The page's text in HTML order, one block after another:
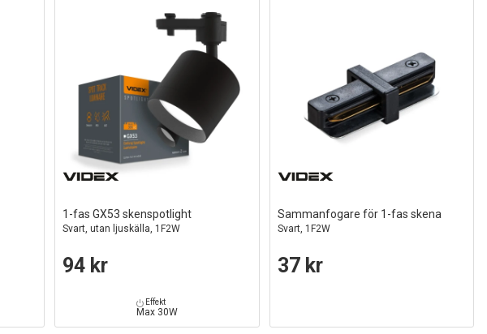
1-fas GX53 skenspotlight
Svart, utan ljuskälla, 1F2W
94 kr
Effekt
Max 30W
Sammanfogare för 1-fas skena
Svart, 1F2W
37 kr